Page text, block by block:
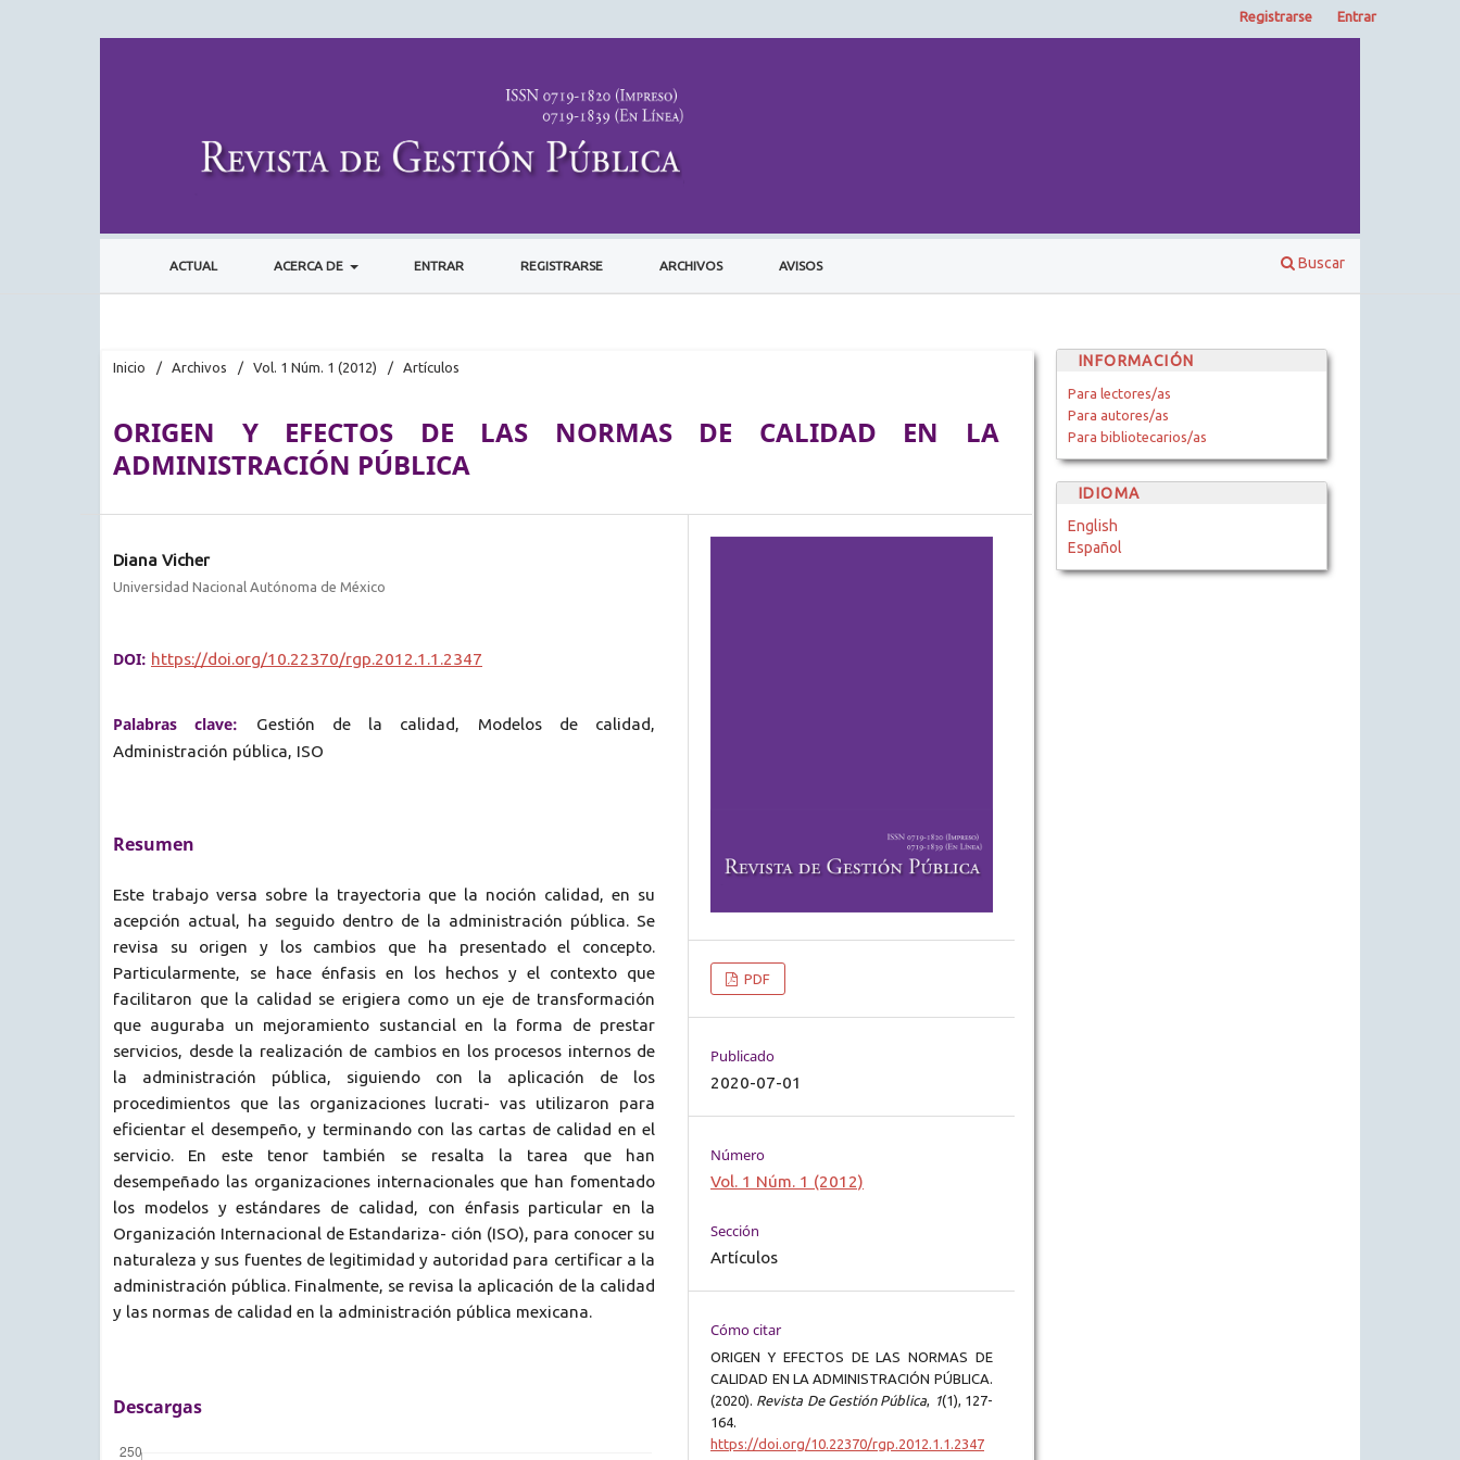
ACTUAL ACERCA DE ENTRAR REGISTRARSE ARCHIVOS AVISOS Buscar
Registrarse Entrar
Inicio / Archivos / Vol. 1 Núm. 1 (2012) / Artículos
ORIGEN Y EFECTOS DE LAS NORMAS DE CALIDAD EN LA
ADMINISTRACIÓN PÚBLICA
Diana Vicher
Universidad Nacional Autónoma de México
DOI: https://doi.org/10.22370/rgp.2012.1.1.2347
Palabras clave:
Gestión de la calidad, Modelos de calidad,
Administración pública, ISO
Resumen
Este trabajo versa sobre la trayectoria que la noción calidad, en su
acepción actual, ha seguido dentro de la administración pública. Se
revisa su origen y los cambios que ha presentado el concepto.
Particularmente, se hace énfasis en los hechos y el contexto que
facilitaron que la calidad se erigiera como un eje de transformación
que auguraba un mejoramiento sustancial en la forma de prestar
servicios, desde la realización de cambios en los procesos internos de
la administración pública, siguiendo con la aplicación de los
procedimientos que las organizaciones lucrati- vas utilizaron para
eficientar el desempeño, y terminando con las cartas de calidad en el
servicio. En este tenor también se resalta la tarea que han
desempeñado las organizaciones internacionales que han fomentado
los modelos y estándares de calidad, con énfasis particular en la
Organización Internacional de Estandariza- ción (ISO), para conocer su
naturaleza y sus fuentes de legitimidad y autoridad para certificar a la
administración pública. Finalmente, se revisa la aplicación de la calidad
y las normas de calidad en la administración pública mexicana.
Descargas
PDF
Publicado
2020-07-01
Número
Vol. 1 Núm. 1 (2012)
Sección
Artículos
Cómo citar
ORIGEN Y EFECTOS DE LAS NORMAS DE
CALIDAD EN LA ADMINISTRACIÓN PÚBLICA.
(2020). Revista De Gestión Pública, 1(1), 127-
164.
https://doi.org/10.22370/rgp.2012.1.1.2347
INFORMACIÓN
Para lectores/as
Para autores/as
Para bibliotecarios/as
IDIOMA
English
Español